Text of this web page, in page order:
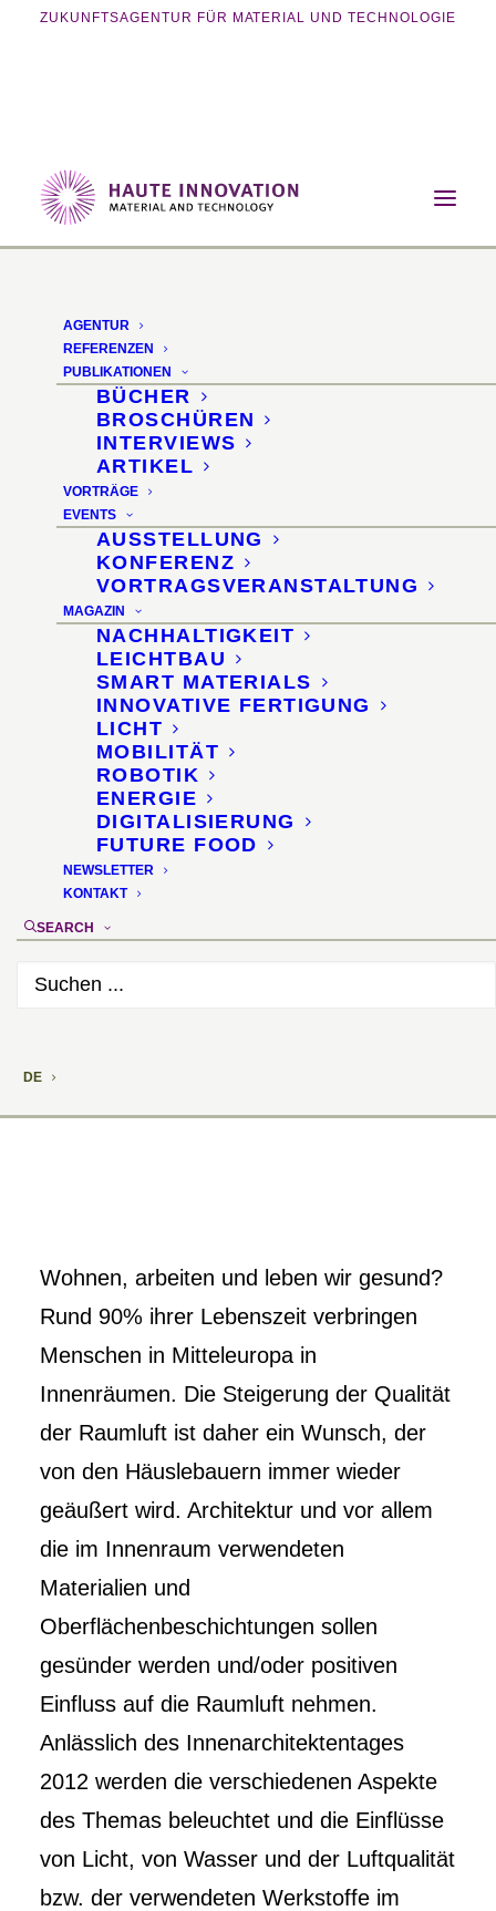
ZUKUNFTSAGENTUR FÜR MATERIAL UND TECHNOLOGIE
AGENTUR
REFERENZEN
PUBLIKATIONEN
BÜCHER
BROSCHÜREN
INTERVIEWS
ARTIKEL
VORTRÄGE
EVENTS
AUSSTELLUNG
KONFERENZ
VORTRAGSVERANSTALTUNG
MAGAZIN
NACHHALTIGKEIT
LEICHTBAU
SMART MATERIALS
INNOVATIVE FERTIGUNG
LICHT
MOBILITÄT
ROBOTIK
ENERGIE
DIGITALISIERUNG
FUTURE FOOD
NEWSLETTER
KONTAKT
SEARCH
DE
Home
Vorträge
Nachhaltige Materialien und smarte
Nachhaltige Materialien
und smarte Oberflächen
für die Innenarchitektur
Innenarchitektentag 2012
im Haus der Architekten,
Wohnen, arbeiten und leben wir gesund?
Rund 90% ihrer Lebenszeit verbringen
Menschen in Mitteleuropa in
Innenräumen. Die Steigerung der Qualität
der Raumluft ist daher ein Wunsch, der
von den Häuslebauern immer wieder
geäußert wird. Architektur und vor allem
die im Innenraum verwendeten
Materialien und
Oberflächenbeschichtungen sollen
gesünder werden und/oder positiven
Einfluss auf die Raumluft nehmen.
Anlässlich des Innenarchitektentages
2012 werden die verschiedenen Aspekte
des Themas beleuchtet und die Einflüsse
von Licht, von Wasser und der Luftqualität
bzw. der verwendeten Werkstoffe im